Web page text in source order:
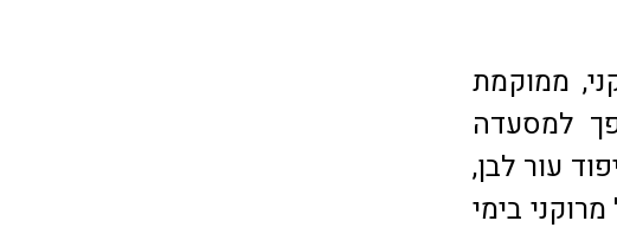
ממוקמת
למסעדה
עור לבן,
בימי